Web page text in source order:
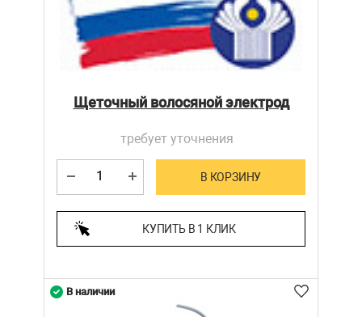
Щеточный волосяной электрод
требует уточнения
В КОРЗИНУ
КУПИТЬ В 1 КЛИК
В наличии